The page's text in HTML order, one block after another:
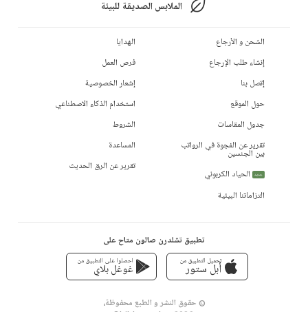
الملابس الصديقة للبيئة
الشحن و الأرجاع
إنشاء طلب الإرجاع
إتصل بنا
حول الموقع
جدول المقاسات
تقرير عن الفجوة في الرواتب
بين الجنسين
جديد
الحياد الكربوني
التزاماتنا البيئية
الهدايا
فرص العمل
إشعار الخصوصية
استخدام الذكاء الاصطناعي
الشروط
المساعدة
تقرير عن الرق الحديث
تطبيق تشلدرن صالون متاح على
تحميل التطبيق من
أبل ستور
احصلوا على التطبيق من
غوغل بلاي
© حقوق النشر و الطبع محفوظة،